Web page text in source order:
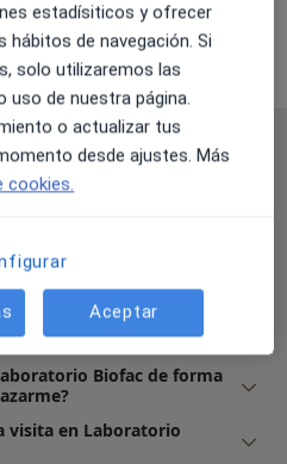
Benalmádena 29639
Biofac en
siguientes
Biofac?
Biofac de forma
visita en Laboratorio
estadísiticos y ofrecer
de navegación. Si
solo utilizaremos las
uso de nuestra página.
o actualizar tus
desde ajustes. Más
cookies.
Aceptar